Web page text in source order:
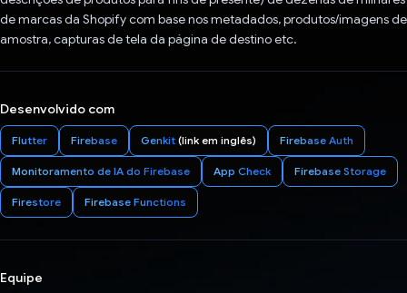
de marcas da Shopify com base nos metadados, produtos/imagens de
amostra, capturas de tela da página de destino etc.
Desenvolvido com
Flutter Firebase Genkit (link em inglês) Firebase Auth
Monitoramento de IA do Firebase App Check Firebase Storage
Firestore Firebase Functions
Equipe